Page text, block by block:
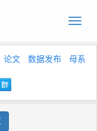
Toggle
论文 数据发布
母系